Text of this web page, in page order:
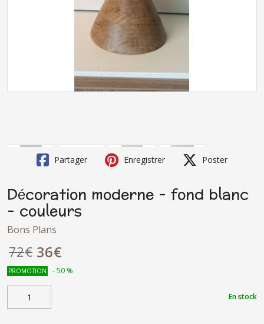
Partager Enregistrer Poster
Décoration moderne - fond blanc
- couleurs
Bons Plans
72€ 36€
PROMOTION -50 %
En stock